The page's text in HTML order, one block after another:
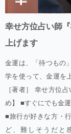
幸せ方位占い師
上げます
金運は、「待つもの
学を使って、金運を
［著者］ 幸せ方位
め】 ■すぐにでも金
■旅行が好きな方・
ど、難しそうだと